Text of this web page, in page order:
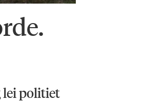
lei politiet